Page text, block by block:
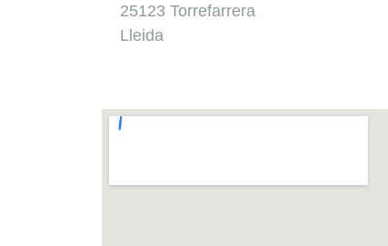
25123 Torrefarrera
Lleida